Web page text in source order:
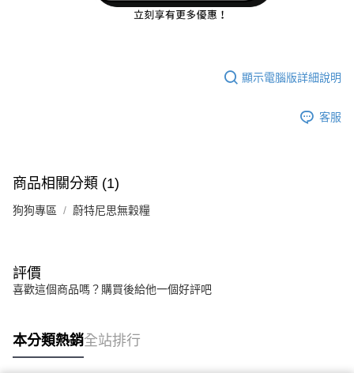
顯示電腦版詳細說明
客服
商品相關分類 (1)
狗狗專區 蔚特尼思無穀糧
評價
喜歡這個商品嗎？購買後給他一個好評吧
本分類熱銷全站排行